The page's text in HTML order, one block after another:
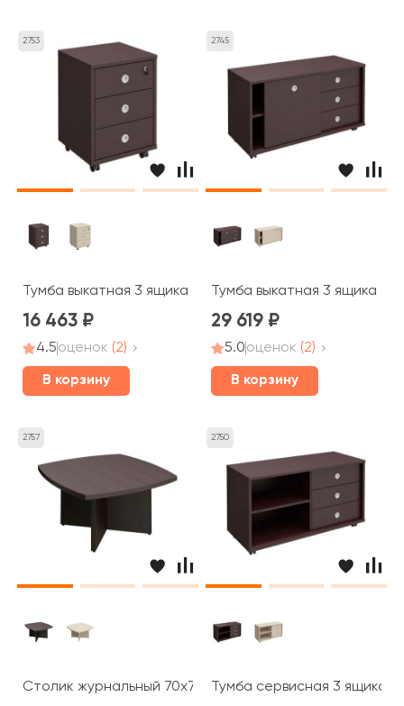
2753
Тумба выкатная 3 ящика с центральным замком
16 463
4.5оценок (2)
В корзину
2745
Тумба выкатная 3 ящика
29 619
5.0оценок (2)
В корзину
2757
Столик журнальный 70x70x50 Born
2750
Тумба сервисная 3 ящика